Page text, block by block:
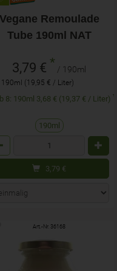
Vegane Remoulade
Tube 190ml NAT
3,79 € * / 190ml
190ml (19,95 € / Liter)
ab 8: 190ml 3,68 € (19,37 € / Liter)
190ml
3,79 €
Art.-Nr. 36168